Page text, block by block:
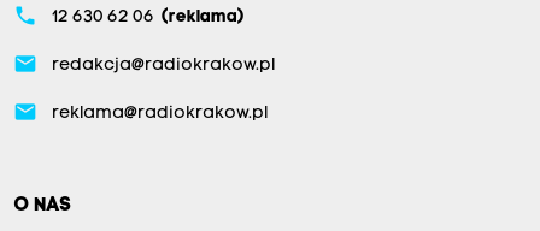
phone 12 630 62 06 (reklama)
email redakcja@radiokrakow.pl
email reklama@radiokrakow.pl
O NAS